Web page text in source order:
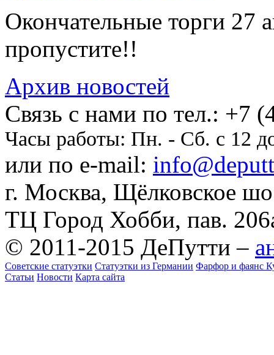
Окончательные торги 27
пропустите!!
Архив новостей
Cвязь с нами по тел.: +7
Часы работы: Пн. - Сб. с 12
или по e-mail:
г. Москва, Щёлковское
ТЦ Город Хобби, пав.
© 2011-2015 ДеПутти –
Советские статуэтки Статуэтки из Германии Фарфор и фаянс
Статьи Новости Карта сайта